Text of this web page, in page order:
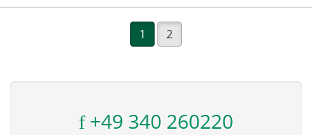
1 2
+49 340 260220